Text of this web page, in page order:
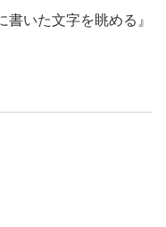
書いた文字を眺める』